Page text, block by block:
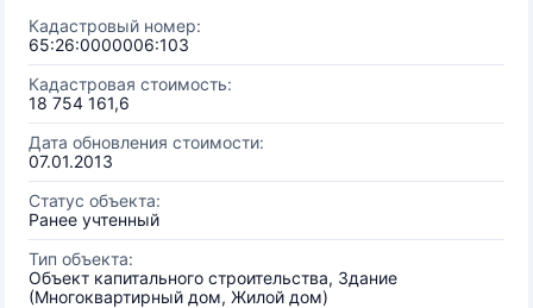
Кадастровый номер:
65:26:0000006:103
Кадастровая стоимость:
18 754 161,6
Дата обновления стоимости:
07.01.2013
Статус объекта:
Ранее учтенный
Тип объекта:
Объект капитального строительства, Здание
(Многоквартирный дом, Жилой дом)